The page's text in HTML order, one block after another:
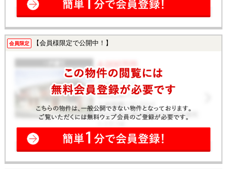
会員限定 【会員様限定で公開中！】